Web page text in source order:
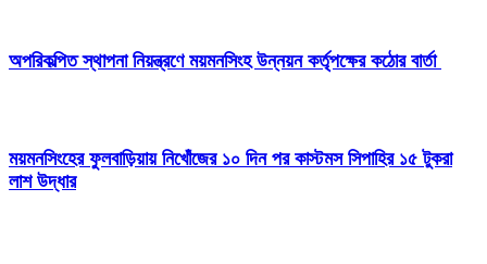
অপরিকল্পিত স্থাপনা নিয়ন্ত্রণে ময়মনসিংহ উন্নয়ন কর্তৃপক্ষের কঠোর বার্তা
ময়মনসিংহের ফুলবাড়িয়ায় নিখোঁজের ১০ দিন পর কাস্টমস সিপাহির ১৫ টুকরা
লাশ উদ্ধার